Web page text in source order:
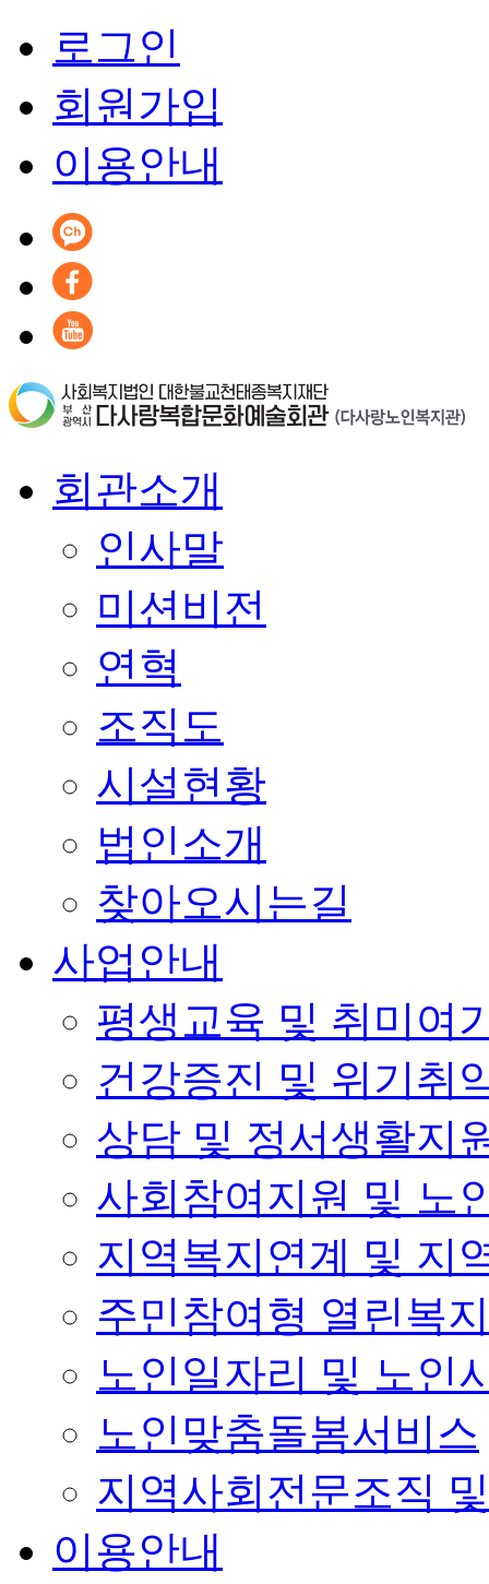
로그인
회원가입
이용안내
회관소개
인사말
미션비전
연혁
조직도
시설현황
법인소개
찾아오시는길
사업안내
평생교육 및 취미여
건강증진 및 위기취
상담 및 정서생활지
사회참여지원 및 노
지역복지연계 및 지
주민참여형 열린복
노인일자리 및 노인
노인맞춤돌봄서비스
지역사회전문조직
이용안내